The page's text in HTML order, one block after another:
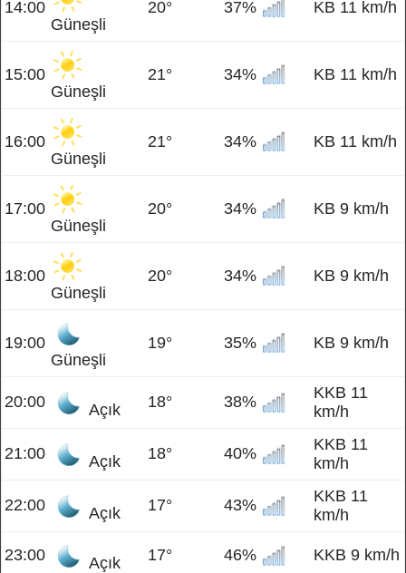
14:00
Güneşli
20° 37% KB 11 km/h
15:00
Güneşli
21° 34% KB 11 km/h
16:00
Güneşli
21° 34% KB 11 km/h
17:00
Güneşli
20° 34% KB 9 km/h
18:00
Güneşli
20° 34% KB 9 km/h
19:00
Güneşli
19° 35% KB 9 km/h
20:00 Açık 18° 38%
KKB 11
km/h
21:00 Açık 18° 40%
KKB 11
km/h
22:00 Açık 17° 43%
KKB 11
km/h
23:00 Açık 17° 46% KKB 9 km/h